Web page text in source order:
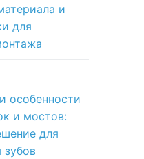
и
для
особенности
и мостов:
для
зубов